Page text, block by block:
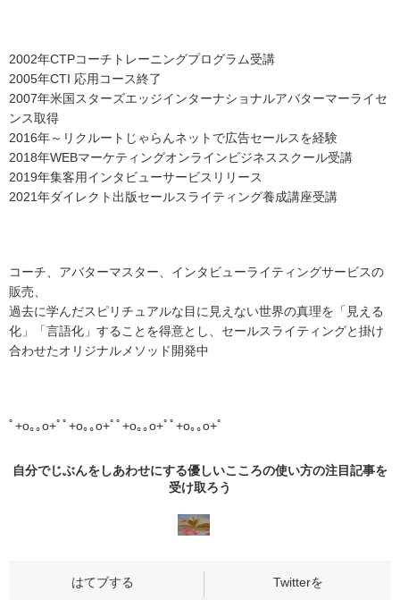
2002年CTPコーチトレーニングプログラム受講
2005年CTI 応用コース終了
2007年米国スターズエッジインターナショナルアバターマーライセ
ンス取得
2016年～リクルートじゃらんネットで広告セールスを経験
2018年WEBマーケティングオンラインビジネススクール受講
2019年集客用インタビューサービスリリース
2021年ダイレクト出版セールスライティング養成講座受講
コーチ、アバターマスター、インタビューライティングサービスの
販売、
過去に学んだスピリチュアルな目に見えない世界の真理を「見える
化」「言語化」することを得意とし、セールスライティングと掛け
合わせたオリジナルメソッド開発中
ﾟ+o｡｡o+ﾟﾟ+o｡｡o+ﾟﾟ+o｡｡o+ﾟﾟ+o｡｡o+ﾟ
自分でじぶんをしあわせにする優しいこころの使い方の注目記事を
受け取ろう